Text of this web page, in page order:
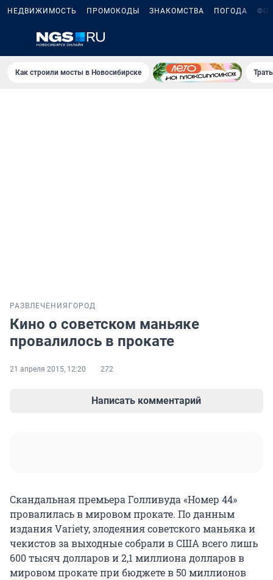
НЕДВИЖИМОСТЬ ПРОМОКОДЫ ЗНАКОМСТВА ПОГОДА
Как строили мосты в Новосибирске
РАЗВЛЕЧЕНИЯ ГОРОД
Кино о советском маньяке
провалилось в прокате
21 апреля 2015, 12:20 272
Написать комментарий
Скандальная премьера Голливуда «Номер 44»
провалилась в мировом прокате. По данным
издания Variety, злодеяния советского маньяка и
чекистов за выходные собрали в США всего лишь
600 тысяч долларов и 2,1 миллиона долларов в
мировом прокате при бюджете в 50 миллионов